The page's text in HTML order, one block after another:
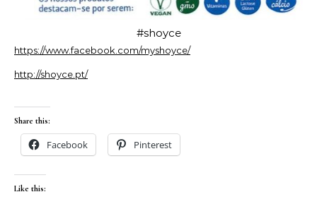
#shoyce
https://www.facebook.com/myshoyce/
http://shoyce.pt/
Share this:
Facebook Pinterest
Like this: